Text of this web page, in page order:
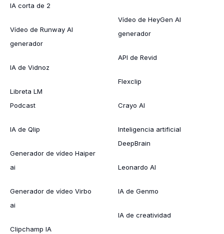
IA corta de 2
Vídeo de Runway AI
generador
IA de Vidnoz
Libreta LM
Podcast
IA de Qlip
Generador de vídeo Haiper
ai
Generador de vídeo Virbo
ai
Clipchamp IA
Vídeo de HeyGen AI
generador
API de Revid
Flexclip
Crayo AI
Inteligencia artificial
DeepBrain
Leonardo AI
IA de Genmo
IA de creatividad